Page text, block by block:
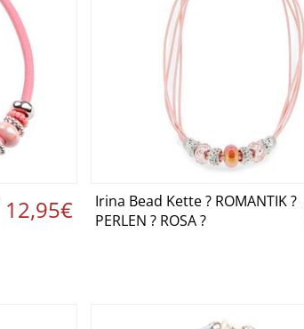
12,95€ Details ansehen ›
Irina Bead Kette ? ROMANTIK ?
PERLEN ? ROSA ?